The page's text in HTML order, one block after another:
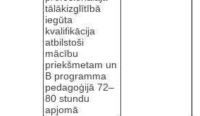
tālākizglītībā
iegūta
kvalifikācija
atbilstoši
mācību
priekšmetam un
B programma
pedagoģijā 72–
80 stundu
apjomā